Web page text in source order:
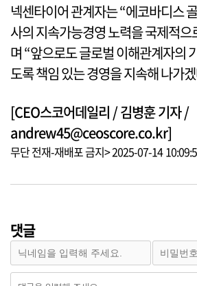
넥센타이어 관계자는 “에코바디스
사의 지속가능경영 노력을 국제적
며 “앞으로도 글로벌 이해관계자의
도록 책임 있는 경영을 지속해 나가
[CEO스코어데일리 / 김병훈 기자 /
andrew45@ceoscore.co.kr]
무단 전재-재배포 금지> 2025-07-14
댓글